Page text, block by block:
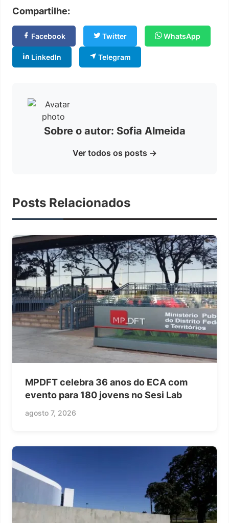
Compartilhe:
Facebook Twitter WhatsApp
LinkedIn Telegram
Sobre o autor: Sofia Almeida
Ver todos os posts →
Posts Relacionados
MPDFT celebra 36 anos do ECA com
evento para 180 jovens no Sesi Lab
agosto 7, 2026